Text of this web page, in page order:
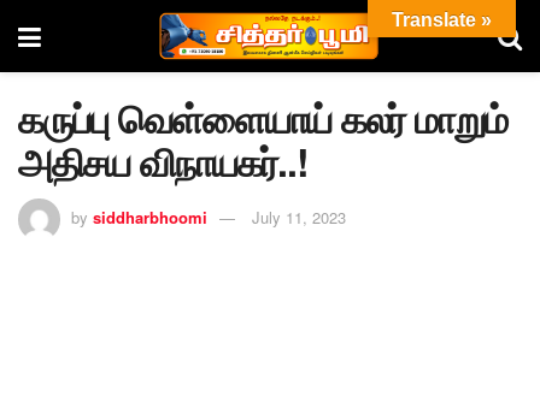
கருப்பு வெள்ளையாய் கலர் மாறும்
அதிசய விநாயகர்..!
by siddharbhoomi July 11, 2023
Translate »